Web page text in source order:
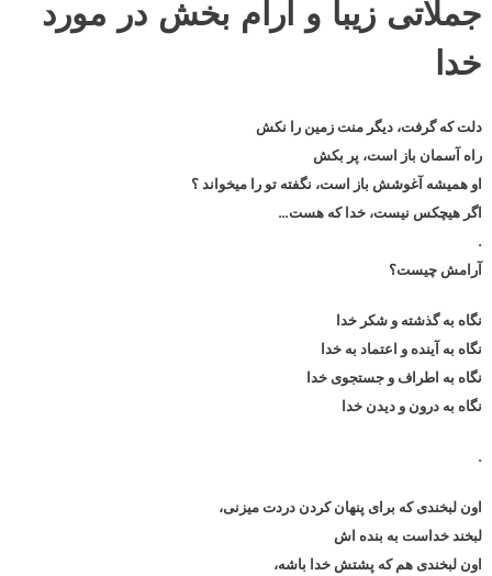
جملاتی زیبا و آرام بخش در مورد
خدا
دلت که گرفت، دیگر منت زمین را نکش
راه آسمان باز است، پر بکش
او همیشه آغوشش باز است، نگفته تو را میخواند ؟
اگر هیچکس نیست، خدا که هست…
.
آرامش چیست؟
نگاه به گذشته و شکر خدا
نگاه به آینده و اعتماد به خدا
نگاه به اطراف و جستجوی خدا
نگاه به درون و دیدن خدا
.
اون لبخندی که برای پنهان کردن دردت میزنی،
لبخند خداست به بنده اش
اون لبخندی هم که پشتش خدا باشه،